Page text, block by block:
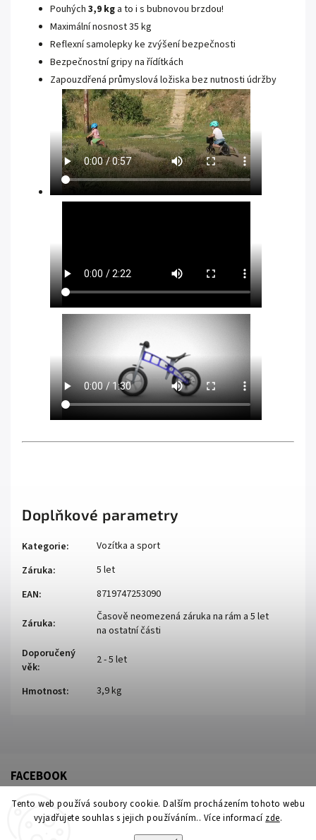
Tento web používá soubory cookie. Dalším procházením tohoto webu
vyjadřujete souhlas s jejich používáním.. Více informací zde.
Pouhých 3,9 kg a to i s bubnovou brzdou!
Maximální nosnost 35 kg
Reflexní samolepky ke zvýšení bezpečnosti
Bezpečnostní gripy na řídítkách
Zapouzdřená průmyslová ložiska bez nutnosti údržby
Doplňkové parametry
Kategorie:
Vozítka a sport
Záruka:
5 let
EAN: 8719747253090
Záruka:
Časově neomezená záruka na rám a 5 let
na ostatní části
Doporučený
věk:
2 - 5 let
Hmotnost: 3,9 kg
FACEBOOK